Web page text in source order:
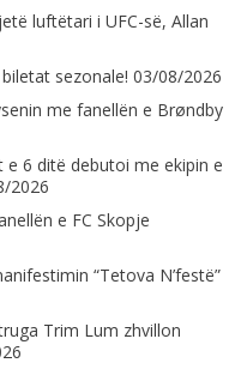
luftëtari i UFC-së, Allan
sezonale! 03/08/2026
me fanellën e Brøndby
6 ditë debutoi me ekipin e
2026
e FC Skopje
“Tetova N’festë”
Trim Lum zhvillon